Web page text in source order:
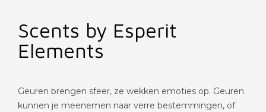
Scents by Esperit
Elements
Geuren brengen sfeer, ze wekken emoties op. Geuren
kunnen je meenemen naar verre bestemmingen, of